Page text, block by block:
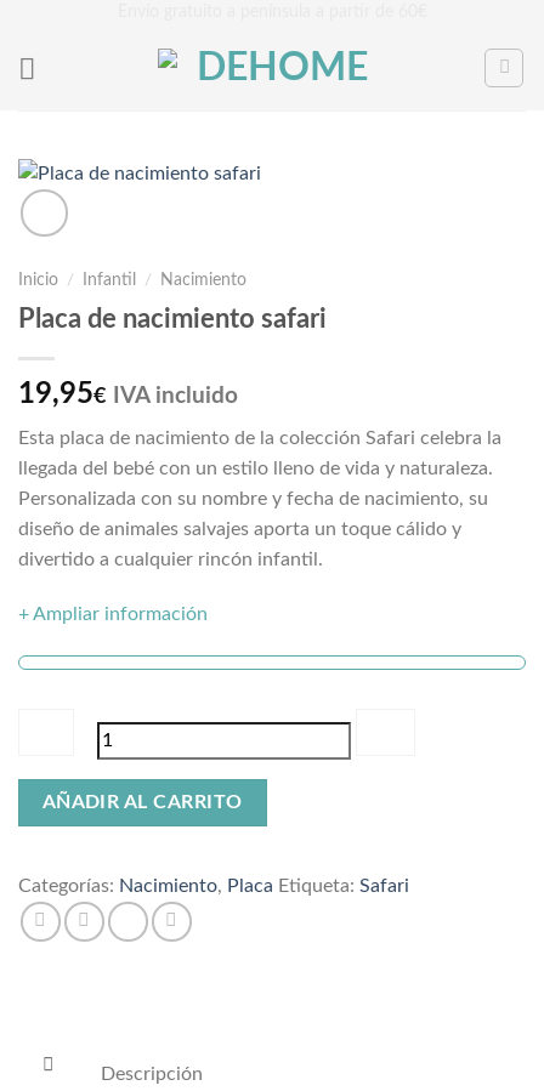
contenido
Inicio / Infantil / Nacimiento
Placa de nacimiento safari
19,95€ IVA incluido
Esta placa de nacimiento de la colección Safari celebra la
llegada del bebé con un estilo lleno de vida y naturaleza.
Personalizada con su nombre y fecha de nacimiento, su
diseño de animales salvajes aporta un toque cálido y
divertido a cualquier rincón infantil.
+ Ampliar información
Placa
safari
cantidad
AÑADIR AL CARRITO
Categorías: Nacimiento, Placa Etiqueta: Safari
Descripción